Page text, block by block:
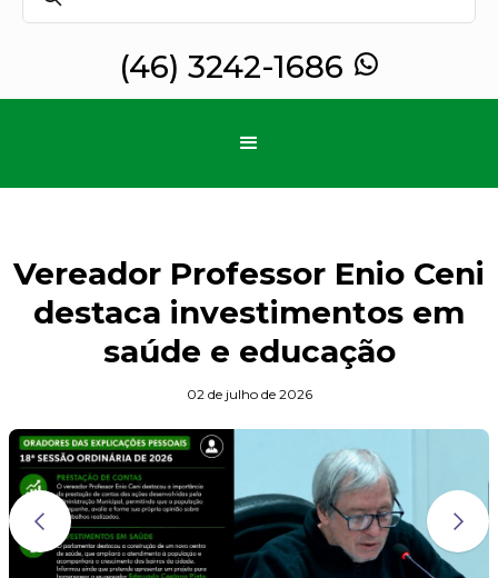
(46) 3242-1686
Vereador Professor Enio Ceni
destaca investimentos em
saúde e educação
02 de julho de 2026